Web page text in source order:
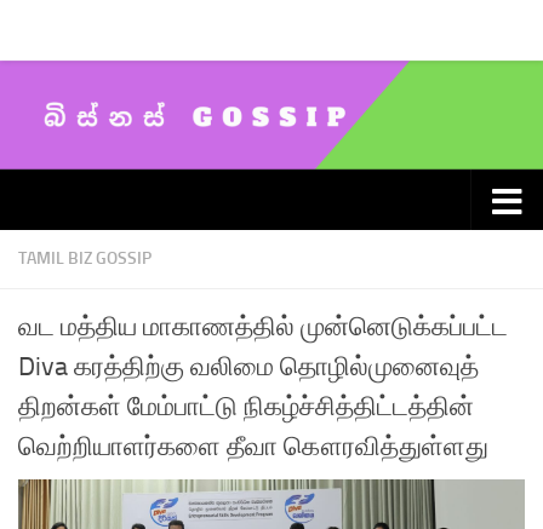
TAMIL BIZ GOSSIP
வட மத்திய மாகாணத்தில் முன்னெடுக்கப்பட்ட
Diva கரத்திற்கு வலிமை தொழில்முனைவுத்
திறன்கள் மேம்பாட்டு நிகழ்ச்சித்திட்டத்தின்
வெற்றியாளர்களை தீவா கௌரவித்துள்ளது